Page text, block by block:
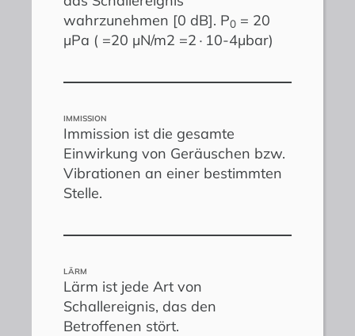
wahrzunehmen [0 dB]. P0 = 20
µPa ( =20 µN/m2 =2∙10-4µbar)
IMMISSION
Immission ist die gesamte
Einwirkung von Geräuschen bzw.
Vibrationen an einer bestimmten
Stelle.
LÄRM
Lärm ist jede Art von
Schallereignis, das den
Betroffenen stört.